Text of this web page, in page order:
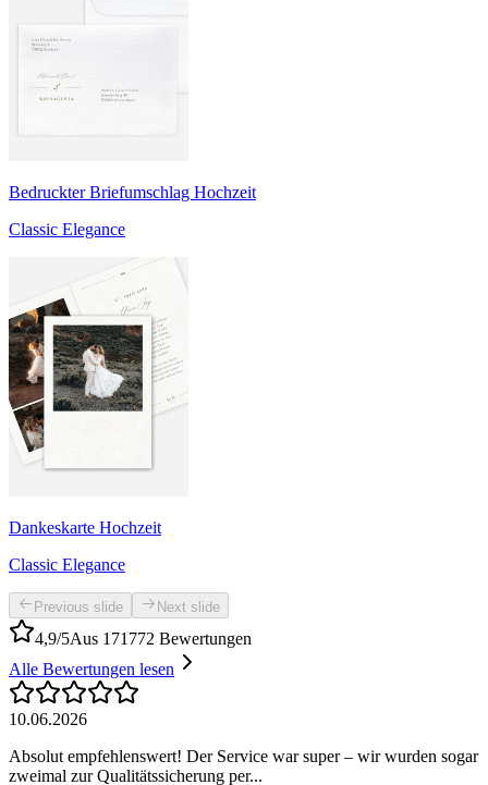
Bedruckter Briefumschlag Hochzeit
Classic Elegance
Dankeskarte Hochzeit
Classic Elegance
Previous slide Next slide
4,9/5Aus 171772 Bewertungen
Alle Bewertungen lesen
10.06.2026
Absolut empfehlenswert! Der Service war super – wir wurden sogar
zweimal zur Qualitätssicherung per...